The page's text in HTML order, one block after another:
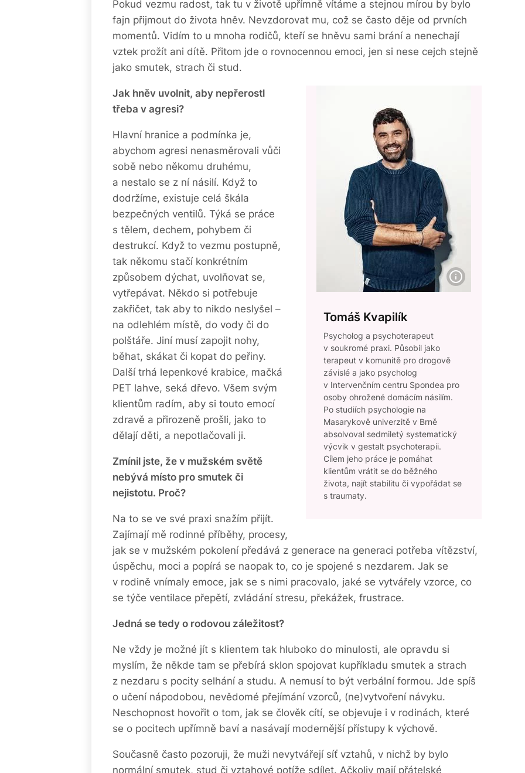
Pokud vezmu radost, tak tu v životě upřímně vítáme a stejnou mírou by bylo
fajn přijmout do života hněv. Nevzdorovat mu, což se často děje od prvních
momentů. Vidím to u mnoha rodičů, kteří se hněvu sami brání a nenechají
vztek prožít ani dítě. Přitom jde o rovnocennou emoci, jen si nese cejch stejně
jako smutek, strach či stud.
Tomáš Kvapilík
Psycholog a psychoterapeut
v soukromé praxi. Působil jako
terapeut v komunitě pro drogově
závislé a jako psycholog
v Intervenčním centru Spondea pro
osoby ohrožené domácím násilím.
Po studiích psychologie na
Masarykově univerzitě v Brně
absolvoval sedmiletý systematický
výcvik v gestalt psychoterapii.
Cílem jeho práce je pomáhat
klientům vrátit se do běžného
života, najít stabilitu či vypořádat se
s traumaty.
Jak hněv uvolnit, aby nepřerostl
třeba v agresi?
Hlavní hranice a podmínka je,
abychom agresi nenasměrovali vůči
sobě nebo někomu druhému,
a nestalo se z ní násilí. Když to
dodržíme, existuje celá škála
bezpečných ventilů. Týká se práce
s tělem, dechem, pohybem či
destrukcí. Když to vezmu postupně,
tak někomu stačí konkrétním
způsobem dýchat, uvolňovat se,
vytřepávat. Někdo si potřebuje
zakřičet, tak aby to nikdo neslyšel –
na odlehlém místě, do vody či do
polštáře. Jiní musí zapojit nohy,
běhat, skákat či kopat do peřiny.
Další trhá lepenkové krabice, mačká
PET lahve, seká dřevo. Všem svým
klientům radím, aby si touto emocí
zdravě a přirozeně prošli, jako to
dělají děti, a nepotlačovali ji.
Zmínil jste, že v mužském světě
nebývá místo pro smutek či
nejistotu. Proč?
Na to se ve své praxi snažím přijít.
Zajímají mě rodinné příběhy, procesy,
jak se v mužském pokolení předává z generace na generaci potřeba vítězství,
úspěchu, moci a popírá se naopak to, co je spojené s nezdarem. Jak se
v rodině vnímaly emoce, jak se s nimi pracovalo, jaké se vytvářely vzorce, co
se týče ventilace přepětí, zvládání stresu, překážek, frustrace.
Jedná se tedy o rodovou záležitost?
Ne vždy je možné jít s klientem tak hluboko do minulosti, ale opravdu si
myslím, že někde tam se přebírá sklon spojovat kupříkladu smutek a strach
z nezdaru s pocity selhání a studu. A nemusí to být verbální formou. Jde spíš
o učení nápodobou, nevědomé přejímání vzorců, (ne)vytvoření návyku.
Neschopnost hovořit o tom, jak se člověk cítí, se objevuje i v rodinách, které
se o pocitech upřímně baví a nasávají modernější přístupy k výchově.
Současně často pozoruji, že muži nevytvářejí síť vztahů, v nichž by bylo
normální smutek, stud či vztahové potíže sdílet. Ačkoliv mají přátelské